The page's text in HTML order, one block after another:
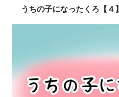
うちの子になったくろ【４】